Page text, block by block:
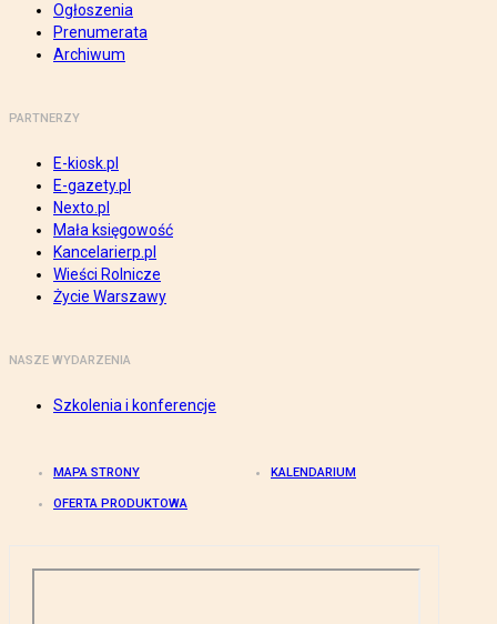
Ogłoszenia
Prenumerata
Archiwum
PARTNERZY
E-kiosk.pl
E-gazety.pl
Nexto.pl
Mała księgowość
Kancelarierp.pl
Wieści Rolnicze
Życie Warszawy
NASZE WYDARZENIA
Szkolenia i konferencje
MAPA STRONY KALENDARIUM
OFERTA PRODUKTOWA